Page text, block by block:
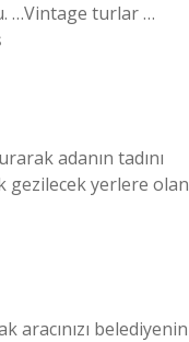
…Vintage turlar …
adanın tadını
gezilecek yerlere olan
aracınızı belediyenin